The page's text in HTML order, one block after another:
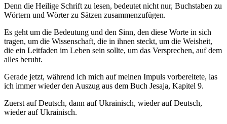
Denn die Heilige Schrift zu lesen, bedeutet nicht nur, Buchstaben zu
Wörtern und Wörter zu Sätzen zusammenzufügen.
Es geht um die Bedeutung und den Sinn, den diese Worte in sich
tragen, um die Wissenschaft, die in ihnen steckt, um die Weisheit,
die ein Leitfaden im Leben sein sollte, um das Versprechen, auf dem
alles beruht.
Gerade jetzt, während ich mich auf meinen Impuls vorbereitete, las
ich immer wieder den Auszug aus dem Buch Jesaja, Kapitel 9.
Zuerst auf Deutsch, dann auf Ukrainisch, wieder auf Deutsch,
wieder auf Ukrainisch.